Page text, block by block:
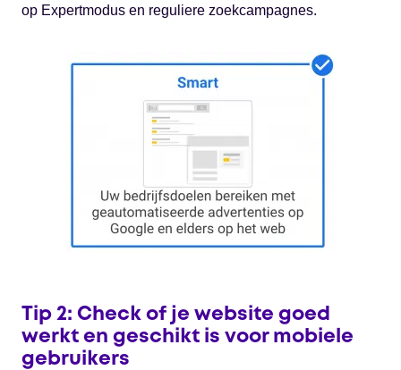
op Expertmodus en reguliere zoekcampagnes.
Tip 2: Check of je website goed
werkt en geschikt is voor mobiele
gebruikers